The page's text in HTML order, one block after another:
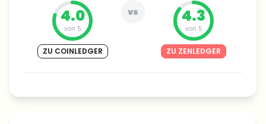
4.0
von 5
ZU COINLEDGER
vs 4.3
von 5
ZU ZENLEDGER